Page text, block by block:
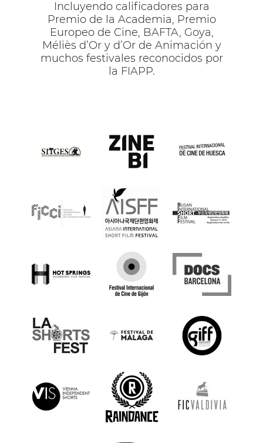
Incluyendo calificadores para
Premio de la Academia, Premio
Europeo de Cine, BAFTA, Goya,
Méliès d’Or y d’Or de Animación y
muchos festivales reconocidos por
la FIAPP.